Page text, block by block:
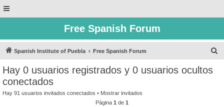
Free Spanish Forum
Spanish Institute of Puebla Free Spanish Forum
Hay 0 usuarios registrados y 0 usuarios ocultos
conectados
Hay 91 usuarios invitados conectados • Mostrar invitados
Página 1 de 1